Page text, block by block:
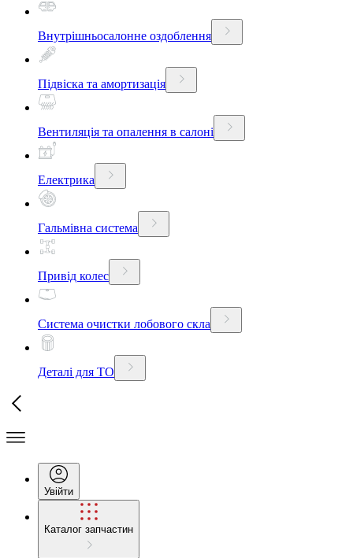
Внутрішньосалонне оздоблення
Підвіска та амортизація
Вентиляція та опалення в салоні
Електрика
Гальмівна система
Привід колес
Система очистки лобового скла
Деталі для ТО
Увійти
Каталог запчастин